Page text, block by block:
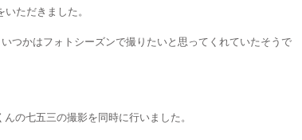
ただきました。
つかはフォトシーズンで撮りたいと思ってくれていたそうで
の七五三の撮影を同時に行いました。